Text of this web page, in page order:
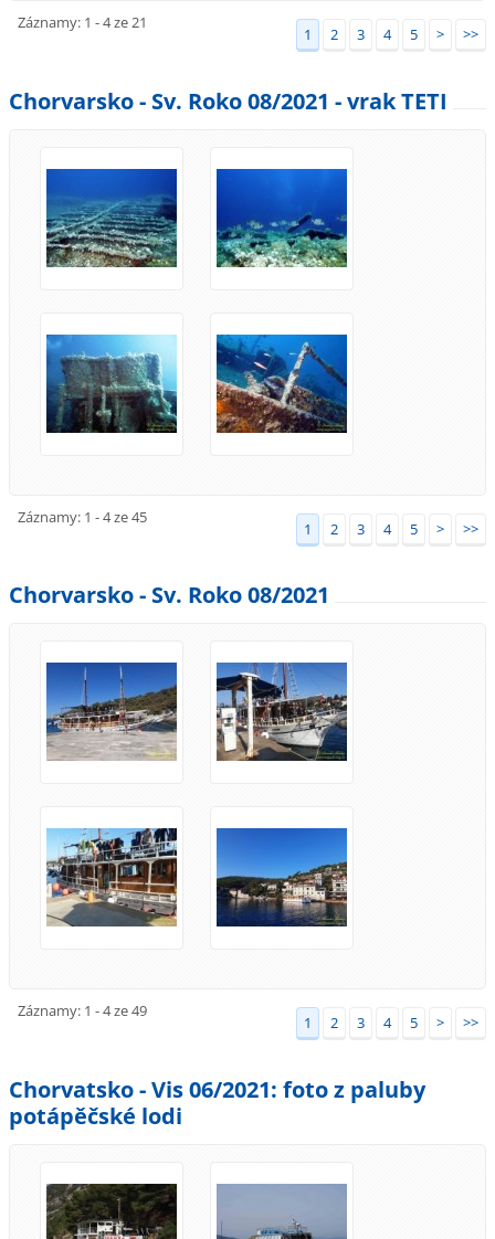
Záznamy: 1 - 4 ze 21
1 2 3 4 5 > >>
Chorvarsko - Sv. Roko 08/2021 - vrak TETI
Záznamy: 1 - 4 ze 45
1 2 3 4 5 > >>
Chorvarsko - Sv. Roko 08/2021
Záznamy: 1 - 4 ze 49
1 2 3 4 5 > >>
Chorvatsko - Vis 06/2021: foto z paluby
potápěčské lodi